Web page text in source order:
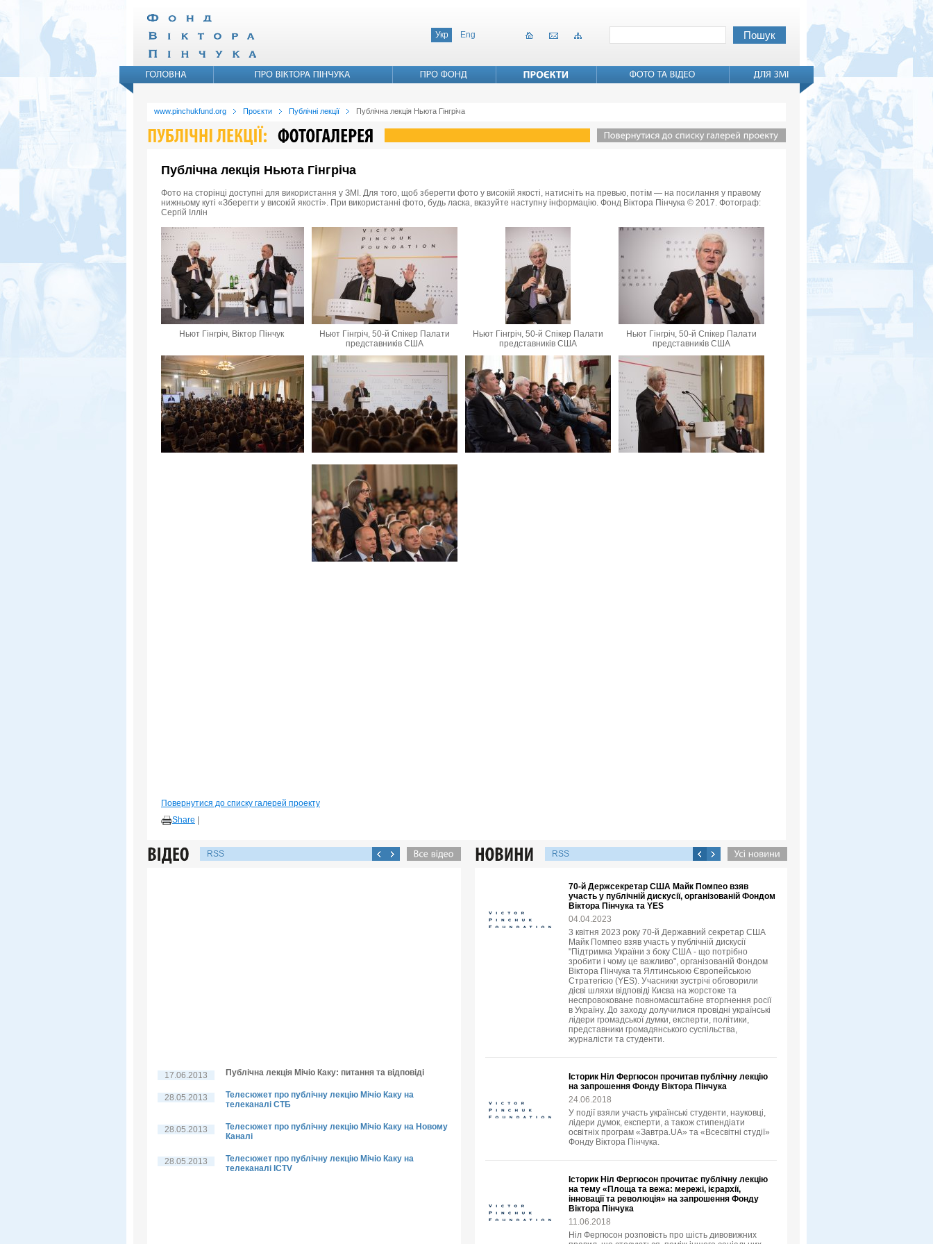
Укр Eng
www.pinchukfund.org Проєкти Публічні лекції Публічна лекція Ньюта Гінгріча
Публічна лекція Ньюта Гінгріча
Фото на сторінці доступні для використання у ЗМІ. Для того, щоб зберегти фото у високій якості, натисніть на превью, потім — на посилання у правому
нижньому куті «Зберегти у високій якості». При використанні фото, будь ласка, вказуйте наступну інформацію. Фонд Віктора Пінчука © 2017. Фотограф:
Сергій Іллін
Ньют Гінгріч, Віктор Пінчук
Ньют Гінгріч, 50-й Спікер Палати
представників США
Ньют Гінгріч, 50-й Спікер Палати
представників США
Ньют Гінгріч, 50-й Спікер Палати
представників США
Повернутися до списку галерей проекту
Share
RSS
17.06.2013 Публічна лекція Мічіо Каку: питання та відповіді
28.05.2013
Телесюжет про публічну лекцію Мічіо Каку на
телеканалі СТБ
28.05.2013
Телесюжет про публічну лекцію Мічіо Каку на Новому
Каналі
28.05.2013
Телесюжет про публічну лекцію Мічіо Каку на
телеканалі ICTV
RSS
70-й Держсекретар США Майк Помпео взяв
участь у публічній дискусії, організованій Фондом
Віктора Пінчука та YES
04.04.2023
3 квітня 2023 року 70-й Державний секретар США
Майк Помпео взяв участь у публічній дискусії
"Підтримка України з боку США - що потрібно
зробити і чому це важливо", організованій Фондом
Віктора Пінчука та Ялтинською Європейською
Стратегією (YES). Учасники зустрічі обговорили
дієві шляхи відповіді Києва на жорстоке та
неспровоковане повномасштабне вторгнення росії
в Україну. До заходу долучилися провідні українські
лідери громадської думки, експерти, політики,
представники громадянського суспільства,
журналісти та студенти.
Історик Ніл Фергюсон прочитав публічну лекцію
на запрошення Фонду Віктора Пінчука
24.06.2018
У події взяли участь українські студенти, науковці,
лідери думок, експерти, а також стипендіати
освітніх програм «Завтра.UA» та «Всесвітні студії»
Фонду Віктора Пінчука.
Історик Ніл Фергюсон прочитає публічну лекцію
на тему «Площа та вежа: мережі, ієрархії,
інновації та революція» на запрошення Фонду
Віктора Пінчука
11.06.2018
Ніл Фергюсон розповість про шість дивовижних